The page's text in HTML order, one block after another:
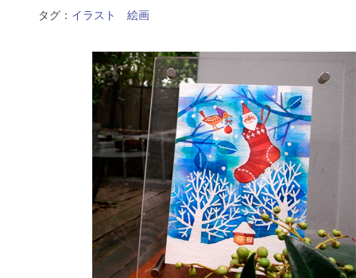
タグ： イラスト 絵画